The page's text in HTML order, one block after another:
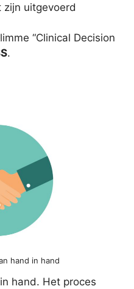
uitgevoerd
“Clinical Decision
.
hand in hand
hand. Het proces